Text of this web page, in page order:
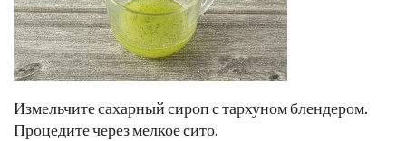
Измельчите сахарный сироп с тархуном блендером.
Процедите через мелкое сито.